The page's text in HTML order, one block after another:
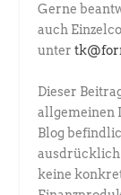
Gerne
auch
unter
Dieser
allgemeinen
Blog
ausdrücklich
keine